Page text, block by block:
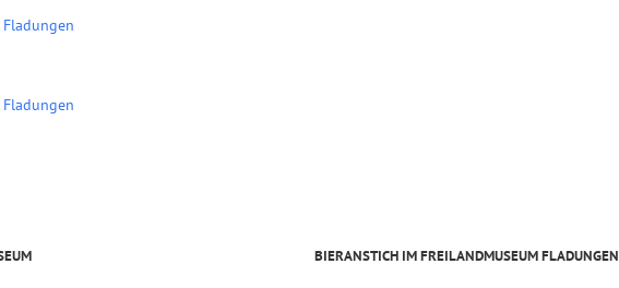
BIERANSTICH IM FREILANDMUSEUM FLADUNGEN